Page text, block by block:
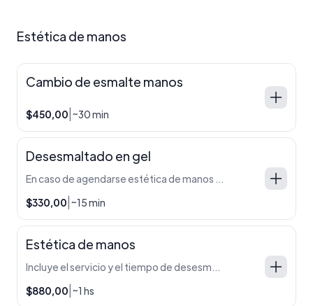
Estética de manos
Cambio de esmalte manos
$450,00 ~30 min
Desesmaltado en gel
$330,00 ~15 min
Estética de manos
$880,00 ~1 hs